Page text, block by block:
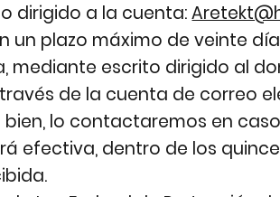
dirigido a la cuenta:
un plazo máximo de veinte
mediante escrito dirigido al
de la cuenta de correo
lo contactaremos en
efectiva, dentro de los